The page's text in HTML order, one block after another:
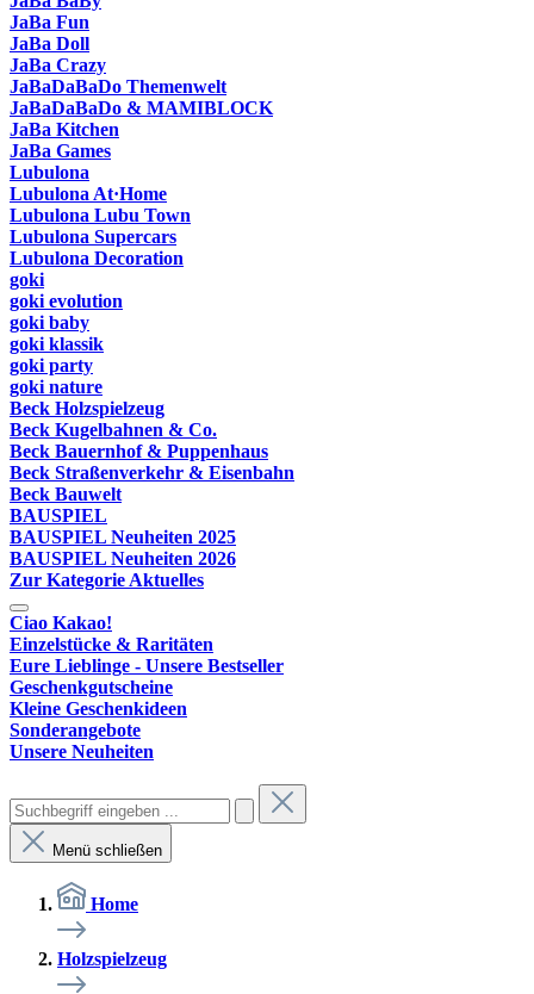
JaBa Fun
JaBa Doll
JaBa Crazy
JaBaDaBaDo Themenwelt
JaBaDaBaDo & MAMIBLOCK
JaBa Kitchen
JaBa Games
Lubulona
Lubulona At·Home
Lubulona Lubu Town
Lubulona Supercars
Lubulona Decoration
goki
goki evolution
goki baby
goki klassik
goki party
goki nature
Beck Holzspielzeug
Beck Kugelbahnen & Co.
Beck Bauernhof & Puppenhaus
Beck Straßenverkehr & Eisenbahn
Beck Bauwelt
BAUSPIEL
BAUSPIEL Neuheiten 2025
BAUSPIEL Neuheiten 2026
Zur Kategorie Aktuelles
Ciao Kakao!
Einzelstücke & Raritäten
Eure Lieblinge - Unsere Bestseller
Geschenkgutscheine
Kleine Geschenkideen
Sonderangebote
Unsere Neuheiten
Menü schließen
Home
Holzspielzeug